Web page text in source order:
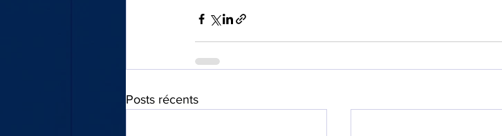
Posts récents